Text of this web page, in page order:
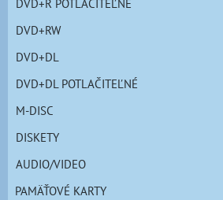
DVD+R POTLAČITEĽNÉ
DVD+RW
DVD+DL
DVD+DL POTLAČITEĽNÉ
M-DISC
DISKETY
AUDIO/VIDEO
PAMÄŤOVÉ KARTY